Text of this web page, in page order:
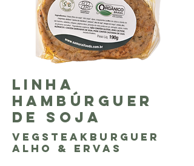
LINHA
HAMBÚRGUER
DE SOJA
Vegsteakburguer
alho & Ervas